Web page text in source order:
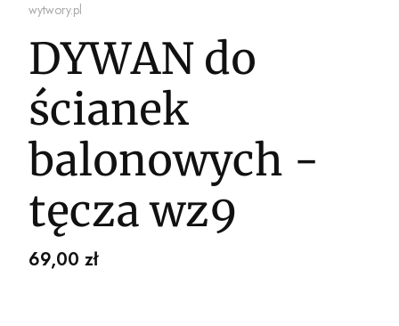
wytwory.pl
DYWAN do
ścianek
balonowych -
tęcza wz9
Cena
69,00 zł